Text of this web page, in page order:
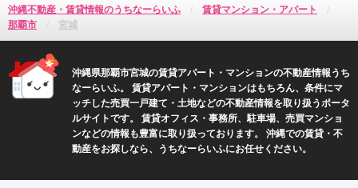
沖縄不動産・賃貸情報のうちなーらいふ
賃貸マンション・アパート
那覇市
宮城
沖縄県那覇市宮城の賃貸アパート・マンションの不動産情報うち
なーらいふ。 賃貸アパート・マンションはもちろん、条件にマ
ッチした売買一戸建て・土地などの不動産情報を取り扱うポータ
ルサイトです。 賃貸オフィス・事務所、駐車場、売買マンショ
ンなどの情報も豊富に取り扱っております。 沖縄での賃貸・不
動産をお探しなら、うちなーらいふにお任せください。